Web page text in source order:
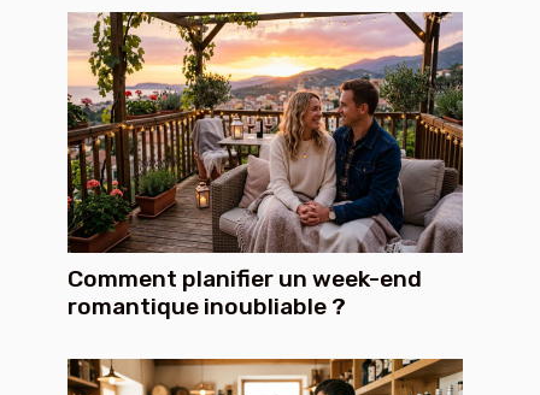
Comment planifier un week-end
romantique inoubliable ?